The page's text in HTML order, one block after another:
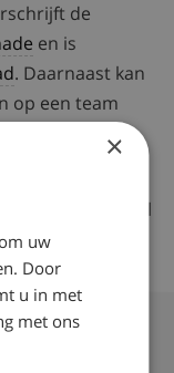
de
en is
. Daarnaast kan
op een team
contact met
stuur een e-mail
×
uw
Door
u in met
met ons